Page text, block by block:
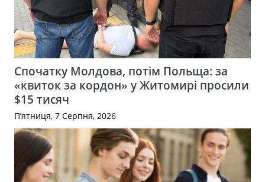
Спочатку Молдова, потім Польща: за
«квиток за кордон» у Житомирі просили
$15 тисяч
П’ятниця, 7 Серпня, 2026